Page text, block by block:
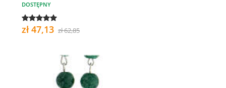
DOSTĘPNY
zł 47,13 zł 62,85